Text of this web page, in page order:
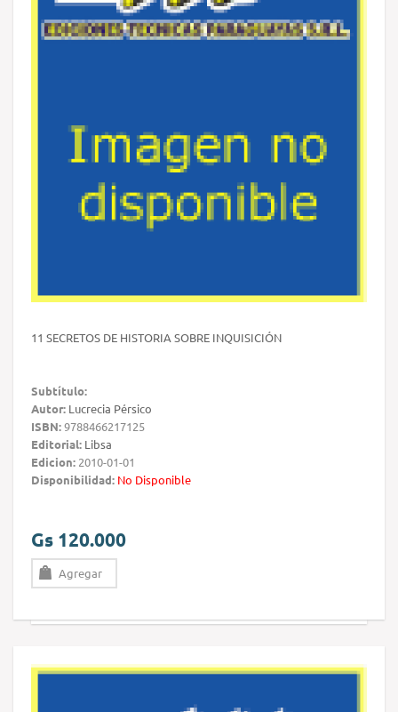
11 SECRETOS DE HISTORIA SOBRE INQUISICIÓN
Subtítulo:
Autor: Lucrecia Pérsico
ISBN:9788466217125
Editorial: Libsa
Edicion: 2010-01-01
Disponibilidad: No Disponible
Gs 120.000
Agregar